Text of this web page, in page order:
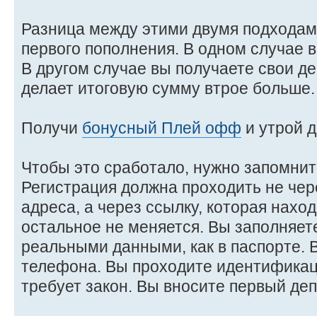
Разница между этими двумя
первого пополнения. В одном случае
В другом случае вы получаете свои
делает итоговую сумму втрое больше.
Получи бонусный Плей офф и утрой
Чтобы это сработало, нужно
Регистрация должна проходить не
адреса, а через ссылку, которая
остальное не меняется. Вы
реальными данными, как в паспорте.
телефона. Вы проходите
требует закон. Вы вносите первый